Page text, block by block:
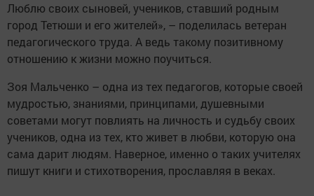
Люблю своих сыновей, учеников, ставший родным
город Тетюши и его жителей», – поделилась ветеран
педагогического труда. А ведь такому позитивному
отношению к жизни можно поучиться.
Зоя Мальченко – одна из тех педагогов, которые своей
мудростью, знаниями, принципами, душевными
советами могут повлиять на личность и судьбу своих
учеников, одна из тех, кто живет в любви, которую она
сама дарит людям. Наверное, именно о таких учителях
пишут книги и стихотворения, прославляя в веках.